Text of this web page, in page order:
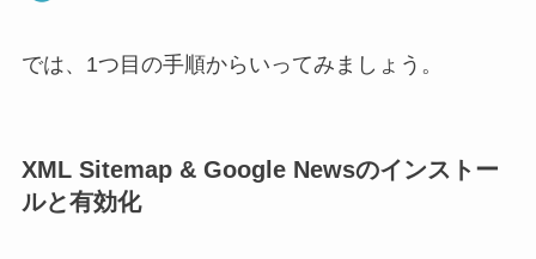
では、1つ目の手順からいってみましょう。
XML Sitemap & Google Newsのインストー
ルと有効化